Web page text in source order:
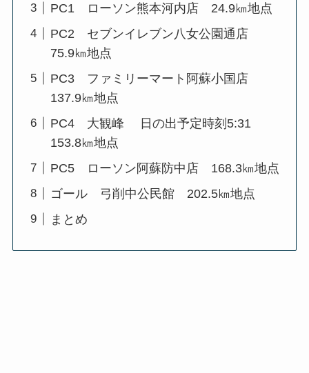
PC1 ローソン熊本河内店 24.9㎞地点
PC2 セブンイレブン八女公園通店
75.9㎞地点
PC3 ファミリーマート阿蘇小国店
137.9㎞地点
PC4 大観峰 日の出予定時刻5:31
153.8㎞地点
PC5 ローソン阿蘇防中店 168.3㎞地点
ゴール 弓削中公民館 202.5㎞地点
まとめ